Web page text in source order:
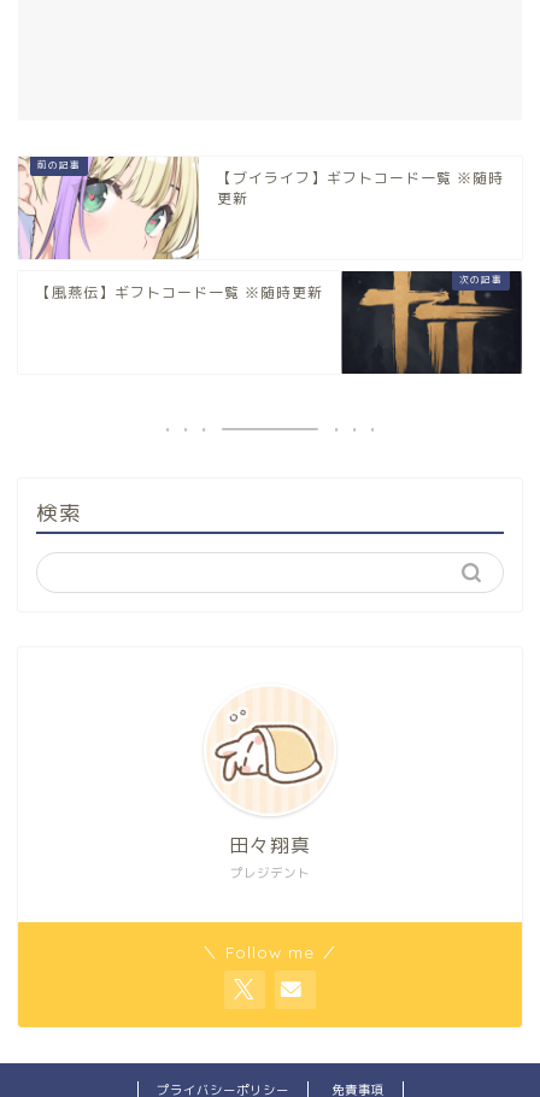
【ブイライフ】ギフトコード一覧 ※随時
更新
【風燕伝】ギフトコード一覧 ※随時更新
検索
プレジデント
田々翔真
＼ Follow me ／
プライバシーポリシー 免責事項